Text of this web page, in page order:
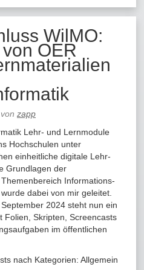
WilMO:
OER
von zapp
Lehr- und Lernmodule
Hochschulen unter
einheitliche digitale Lehr-
Grundlagen der
Informations-
dabei von mir geleitet.
2024 steht nun ein
Folien, Skripten, Screencasts
im öffentlichen
nach Kategorien: Allgemein